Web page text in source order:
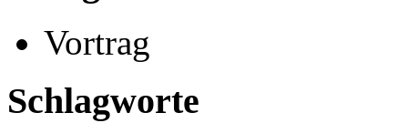
Vortrag
Schlagworte